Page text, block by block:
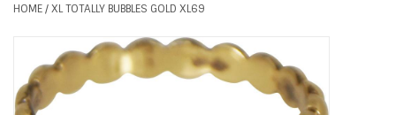
Tassen en meer
HOME/XL TOTALLY BUBBLES GOLD XL69